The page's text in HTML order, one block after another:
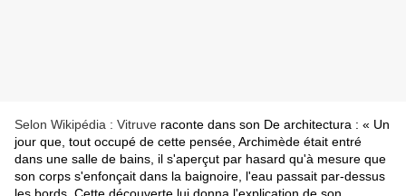
Selon Wikipédia : Vitruve raconte dans son De architectura : « Un
jour que, tout occupé de cette pensée, Archimède était entré
dans une salle de bains, il s'aperçut par hasard qu'à mesure que
son corps s'enfonçait dans la baignoire, l'eau passait par-dessus